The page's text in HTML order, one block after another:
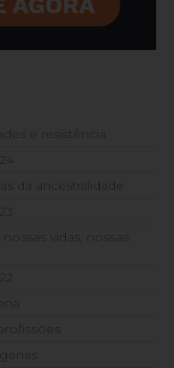
e resistência
da ancestralidade
vidas, nossas